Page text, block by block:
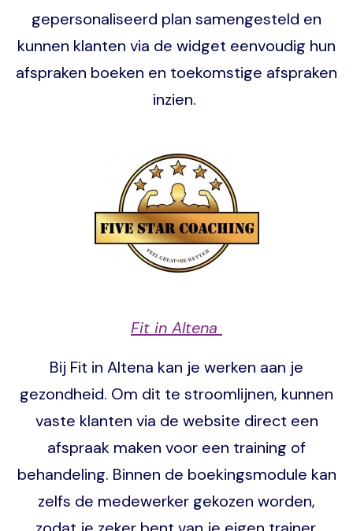
gepersonaliseerd plan samengesteld en
kunnen klanten via de widget eenvoudig hun
afspraken boeken en toekomstige afspraken
inzien.
Fit in Altena
Bij Fit in Altena kan je werken aan je
gezondheid. Om dit te stroomlijnen, kunnen
vaste klanten via de website direct een
afspraak maken voor een training of
behandeling. Binnen de boekingsmodule kan
zelfs de medewerker gekozen worden,